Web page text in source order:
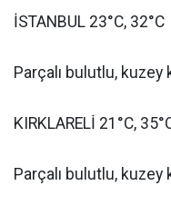
İSTANBUL 23°C, 32°C
Parçalı bulutlu, kuzey
KIRKLARELİ 21°C,
Parçalı bulutlu, kuzey